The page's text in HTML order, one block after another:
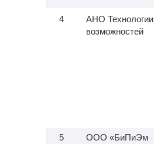
АНО Технологии
возможностей
ООО «БиПиЭм